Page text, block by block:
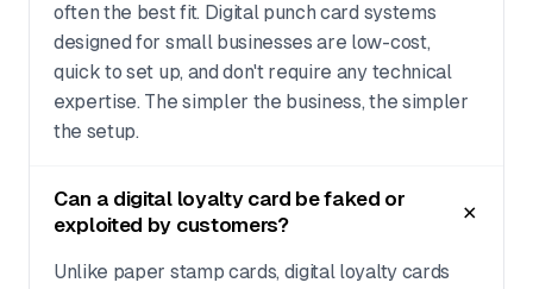
often the best fit. Digital punch card systems
designed for small businesses are low-cost,
quick to set up, and don't require any technical
expertise. The simpler the business, the simpler
the setup.
Can a digital loyalty card be faked or
exploited by customers?
Unlike paper stamp cards, digital loyalty cards